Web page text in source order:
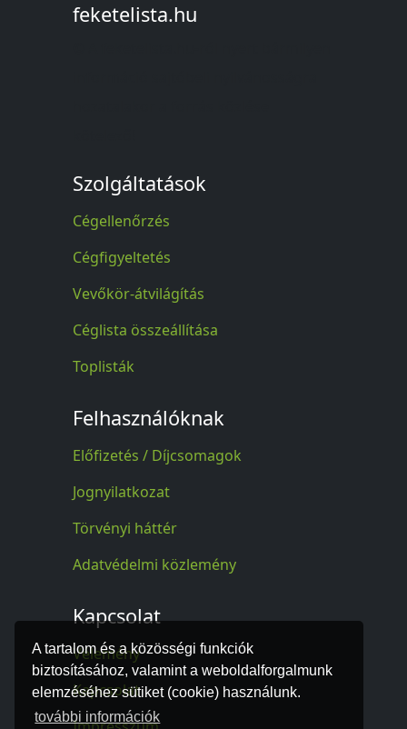
A tartalom és a közösségi funkciók
biztosításához, valamint a weboldalforgalmunk
elemzéséhez sütiket (cookie) használunk.
további információk
feketelista.hu
Szolgáltatások
Cégellenőrzés
Cégfigyeltetés
Vevőkör-átvilágítás
Céglista összeállítása
Toplisták
Felhasználóknak
Előfizetés / Díjcsomagok
Jognyilatkozat
Törvényi háttér
Adatvédelmi közlemény
Kapcsolat
Vélemény
Kapcsolat